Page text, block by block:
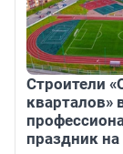
Строители
кварталов»
праздник на